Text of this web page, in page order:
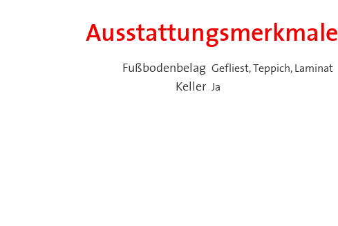
Ausstattungsmerkmale
Fußbodenbelag Gefliest, Teppich, Laminat
Keller Ja